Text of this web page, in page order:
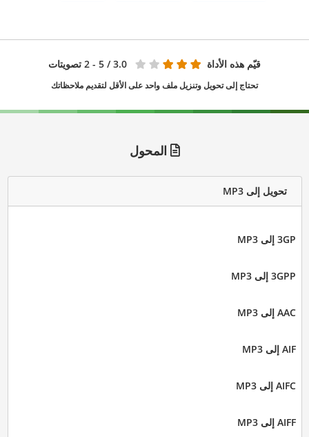
قيّم هذه الأداة 3.0 / 5 - 2 تصويتات
تحتاج إلى تحويل وتنزيل ملف واحد على الأقل لتقديم ملاحظاتك
المحول
تحويل إلى MP3
3GP إلى MP3
3GPP إلى MP3
AAC إلى MP3
AIF إلى MP3
AIFC إلى MP3
AIFF إلى MP3